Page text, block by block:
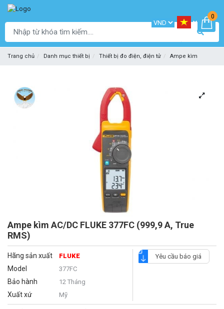
0
Trang chủ Danh mục thiết bị Thiết bị đo điện, điện tử Ampe kìm
Ampe kìm AC/DC FLUKE 377FC (999,9 A, True
RMS)
Hãng sản xuất FLUKE
Model 377FC
Bảo hành 12 Tháng
Xuất xứ Mỹ
Yêu cầu báo giá